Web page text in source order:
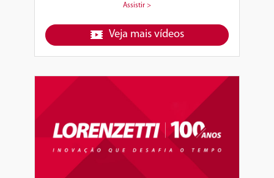
Assistir >
Veja mais vídeos